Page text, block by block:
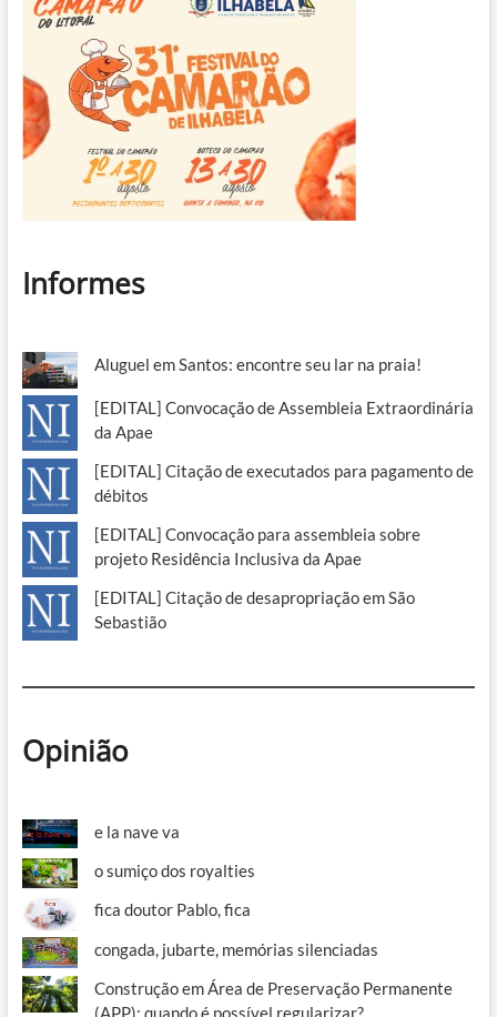
Informes
Aluguel em Santos: encontre seu lar na praia!
[EDITAL] Convocação de Assembleia Extraordinária
da Apae
[EDITAL] Citação de executados para pagamento de
débitos
[EDITAL] Convocação para assembleia sobre
projeto Residência Inclusiva da Apae
[EDITAL] Citação de desapropriação em São
Sebastião
Opinião
e la nave va
o sumiço dos royalties
fica doutor Pablo, fica
congada, jubarte, memórias silenciadas
Construção em Área de Preservação Permanente
(APP): quando é possível regularizar?